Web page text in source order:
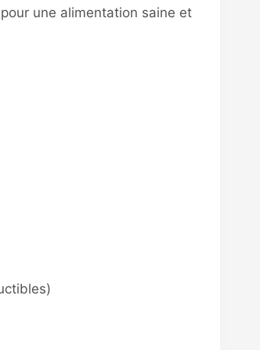
une alimentation saine et